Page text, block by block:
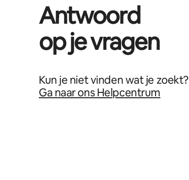
Antwoord
op je vragen
Kun je niet vinden wat je zoekt?
Ga naar ons Helpcentrum